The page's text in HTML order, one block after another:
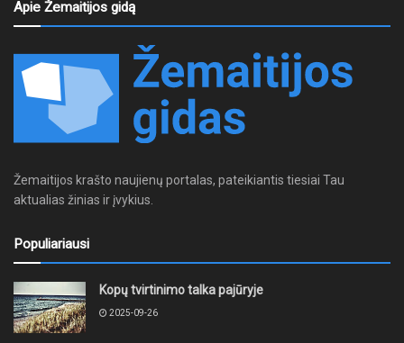
Apie Žemaitijos gidą
Žemaitijos krašto naujienų portalas, pateikiantis tiesiai Tau
aktualias žinias ir įvykius.
Populiariausi
Kopų tvirtinimo talka pajūryje
2025-09-26